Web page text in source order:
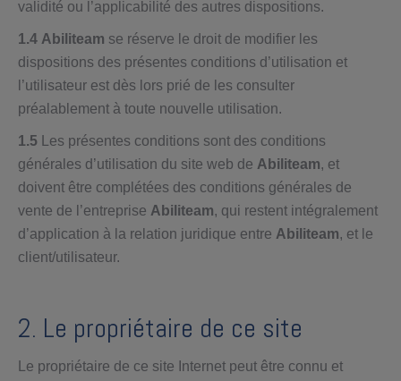
validité ou l’applicabilité des autres dispositions.
1.4 Abiliteam se réserve le droit de modifier les
dispositions des présentes conditions d’utilisation et
l’utilisateur est dès lors prié de les consulter
préalablement à toute nouvelle utilisation.
1.5 Les présentes conditions sont des conditions
générales d’utilisation du site web de Abiliteam, et
doivent être complétées des conditions générales de
vente de l’entreprise Abiliteam, qui restent intégralement
d’application à la relation juridique entre Abiliteam, et le
client/utilisateur.
2. Le propriétaire de ce site
Le propriétaire de ce site Internet peut être connu et